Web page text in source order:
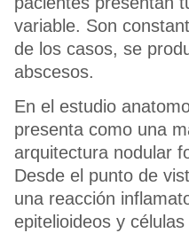
variable. Son
de los casos, se
abscesos.
En el estudio
presenta como una
arquitectura nodular
Desde el punto de
una reacción
epitelioideos y